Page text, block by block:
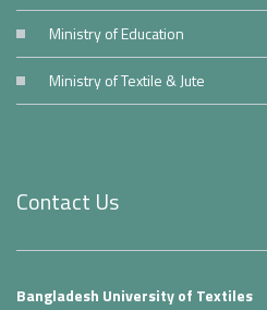
Ministry of Education
Ministry of Textile & Jute
Contact Us
Bangladesh University of Textiles